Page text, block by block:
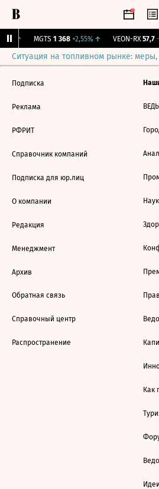
MGTS 1 368 +2,55%↑ VEON-RX 57,7 -
Ситуация на топливном рынке: меры,
Подписка
Реклама
РФРИТ
Справочник компаний
Подписка для юр.лиц
О компании
Редакция
Менеджмент
Архив
Обратная связь
Справочный центр
Распространение
ВЕДЫ
Как